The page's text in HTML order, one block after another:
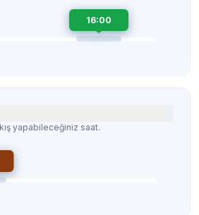
16:00
yapabileceğiniz saat.